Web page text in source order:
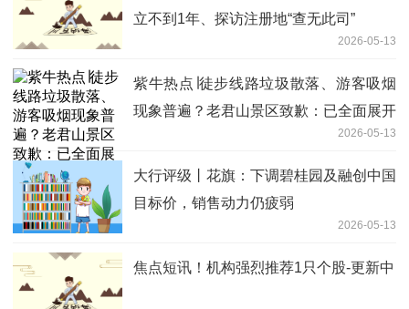
立不到1年、探访注册地“查无此司”
2026-05-13
紫牛热点∣徒步线路垃圾散落、游客吸烟
现象普遍？老君山景区致歉：已全面展开
2026-05-13
大行评级丨花旗：下调碧桂园及融创中国
目标价，销售动力仍疲弱
2026-05-13
焦点短讯！机构强烈推荐1只个股-更新中